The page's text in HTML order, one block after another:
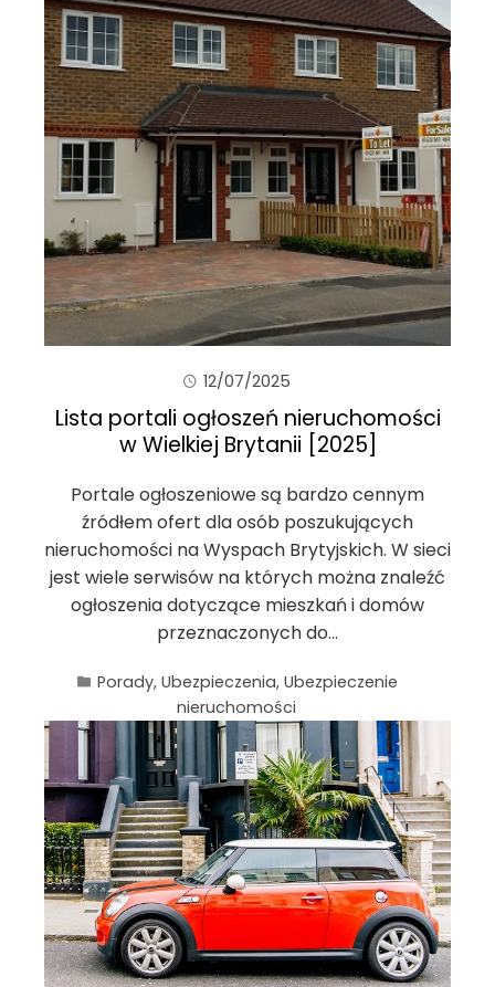
12/07/2025
Lista portali ogłoszeń nieruchomości
w Wielkiej Brytanii [2025]
Portale ogłoszeniowe są bardzo cennym
źródłem ofert dla osób poszukujących
nieruchomości na Wyspach Brytyjskich. W sieci
jest wiele serwisów na których można znaleźć
ogłoszenia dotyczące mieszkań i domów
przeznaczonych do…
Porady, Ubezpieczenia, Ubezpieczenie
nieruchomości